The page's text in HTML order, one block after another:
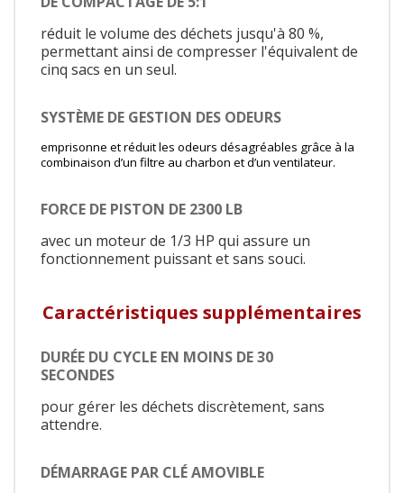
réduit le volume des déchets jusqu'à 80 %,
permettant ainsi de compresser l'équivalent de
cinq sacs en un seul.
SYSTÈME DE GESTION DES ODEURS
emprisonne et réduit les odeurs désagréables grâce à la
combinaison d’un filtre au charbon et d’un ventilateur.
FORCE DE PISTON DE 2300 LB
avec un moteur de 1/3 HP qui assure un
fonctionnement puissant et sans souci.
Caractéristiques supplémentaires
DURÉE DU CYCLE EN MOINS DE 30
SECONDES
pour gérer les déchets discrètement, sans
attendre.
DÉMARRAGE PAR CLÉ AMOVIBLE